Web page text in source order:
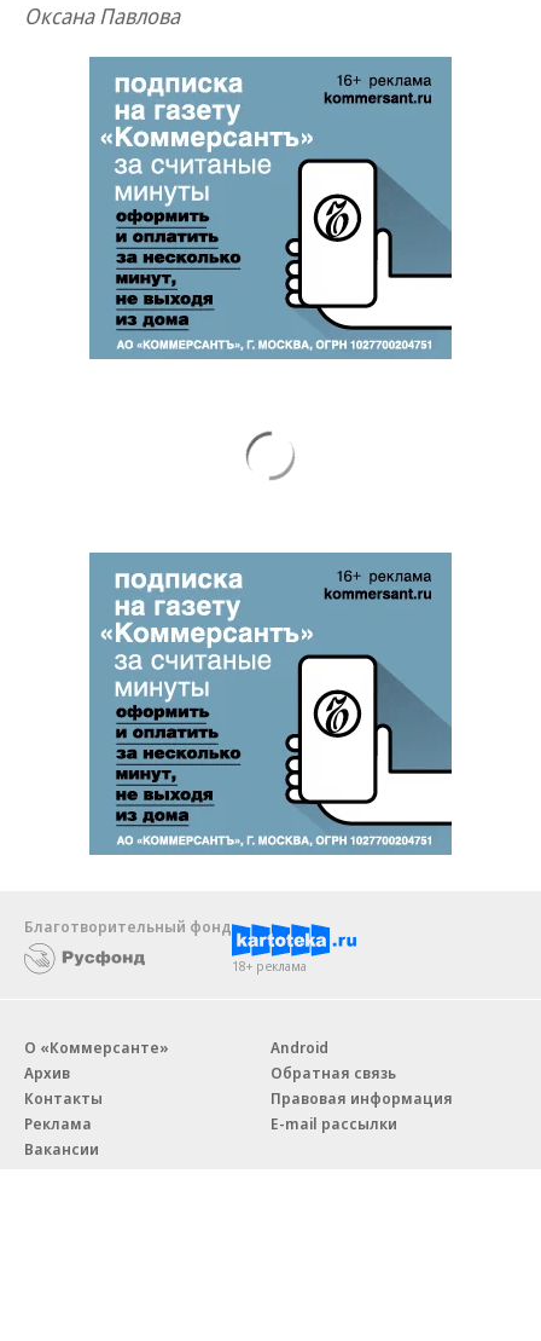
Оксана Павлова
Благотворительный фонд
18+ реклама
О «Коммерсанте»
Архив
Контакты
Реклама
Вакансии
Android
Обратная связь
Правовая информация
E-mail рассылки